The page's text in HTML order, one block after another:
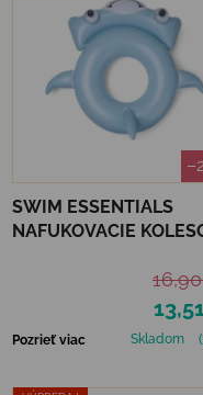
SWIM ESSENTIALS
NAFUKOVACIE
Pozrieť viac Skladom